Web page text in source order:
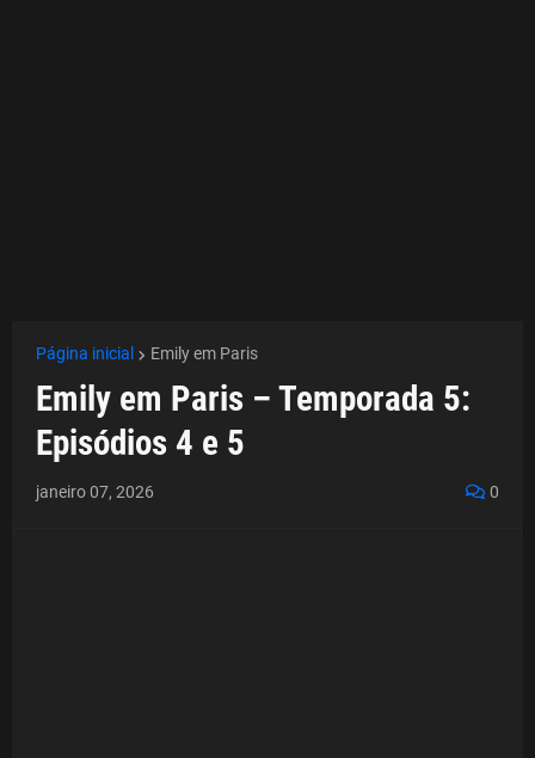
Página inicial Emily em Paris
Emily em Paris – Temporada 5:
Episódios 4 e 5
janeiro 07, 2026 0